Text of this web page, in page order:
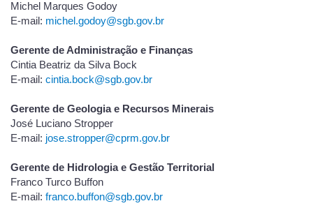
Michel Marques Godoy
E-mail: michel.godoy@sgb.gov.br
Gerente de Administração e Finanças
Cintia Beatriz da Silva Bock
E-mail: cintia.bock@sgb.gov.br
Gerente de Geologia e Recursos Minerais
José Luciano Stropper
E-mail: jose.stropper@cprm.gov.br
Gerente de Hidrologia e Gestão Territorial
Franco Turco Buffon
E-mail: franco.buffon@sgb.gov.br